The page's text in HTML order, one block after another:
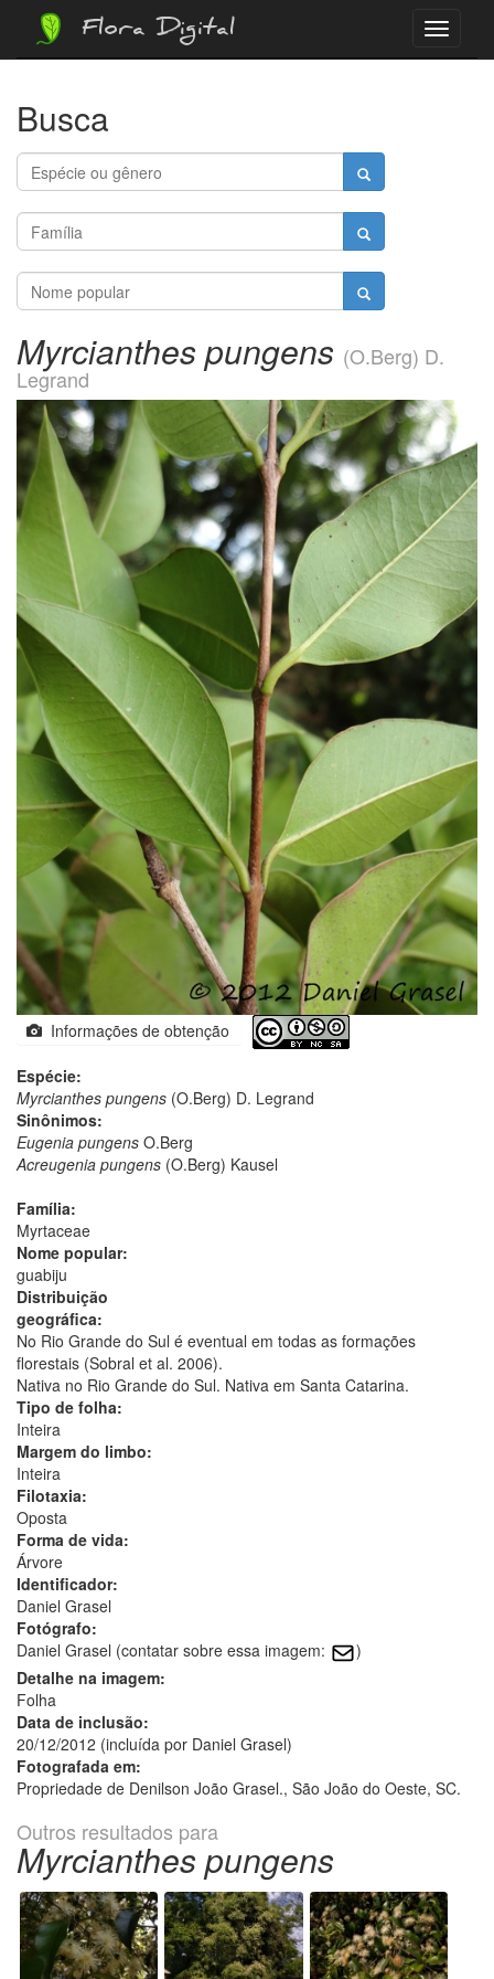
Menu
Flora Digital
Busca
Myrcianthes pungens (O.Berg) D.
Legrand
Informações de obtenção
Espécie:
Myrcianthes pungens (O.Berg) D. Legrand
Sinônimos:
Eugenia pungens O.Berg
Acreugenia pungens (O.Berg) Kausel
Família:
Myrtaceae
Nome popular:
guabiju
Distribuição
geográfica:
No Rio Grande do Sul é eventual em todas as formações
florestais (Sobral et al. 2006).
Nativa no Rio Grande do Sul. Nativa em Santa Catarina.
Tipo de folha:
Inteira
Margem do limbo:
Inteira
Filotaxia:
Oposta
Forma de vida:
Árvore
Identificador:
Daniel Grasel
Fotógrafo:
Daniel Grasel (contatar sobre essa imagem:
)
Detalhe na imagem:
Folha
Data de inclusão:
20/12/2012 (incluída por Daniel Grasel)
Fotografada em:
Propriedade de Denilson João Grasel., São João do Oeste, SC.
Outros resultados para
Myrcianthes pungens